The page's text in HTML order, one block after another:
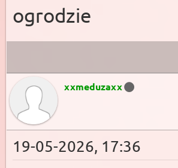
ogrodzie
xxmeduzaxx
19-05-2026, 17:36